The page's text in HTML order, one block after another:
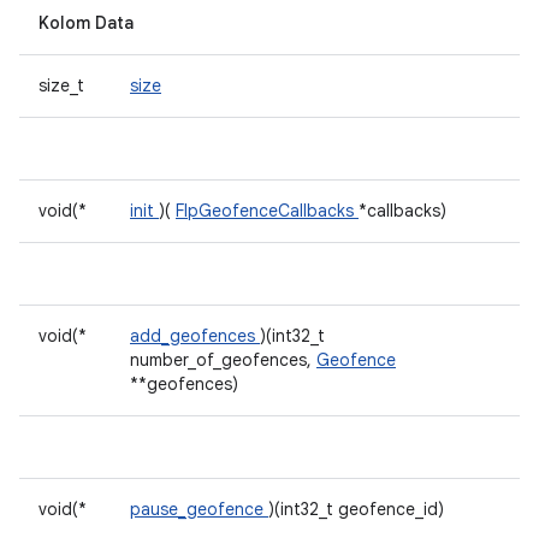
Kolom Data
size_t size
void(* init )( FlpGeofenceCallbacks *callbacks)
void(* add_geofences )(int32_t
number_of_geofences, Geofence
**geofences)
void(* pause_geofence )(int32_t geofence_id)